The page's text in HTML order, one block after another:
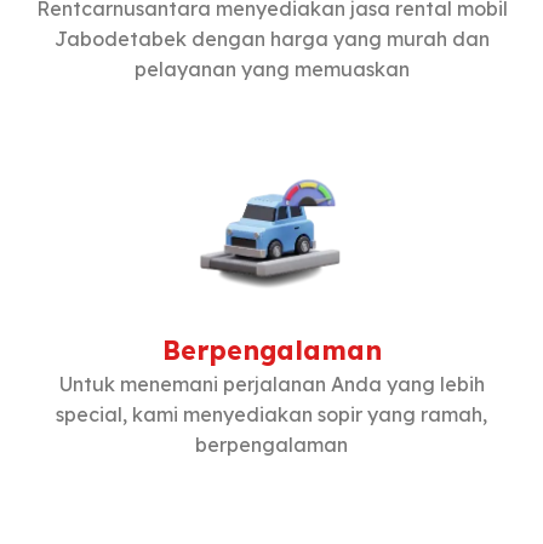
Rentcarnusantara menyediakan jasa rental mobil
Jabodetabek dengan harga yang murah dan
pelayanan yang memuaskan
Berpengalaman
Untuk menemani perjalanan Anda yang lebih
special, kami menyediakan sopir yang ramah,
berpengalaman